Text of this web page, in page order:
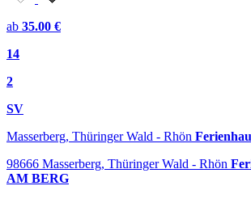
ab 35.00 €
14
2
SV
Masserberg, Thüringer Wald - Rhön Ferienhaus
98666 Masserberg, Thüringer Wald - Rhön
AM BERG